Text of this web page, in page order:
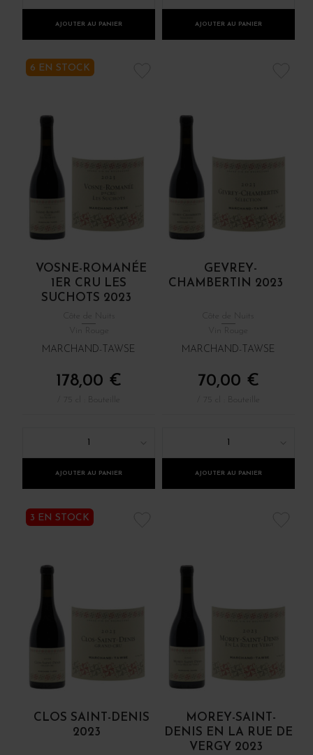
AJOUTER AU PANIER AJOUTER AU PANIER
6 EN STOCK
VOSNE-ROMANÉE
1ER CRU LES
SUCHOTS 2023
MARCHAND-TAWSE
178,00 €
1
AJOUTER AU PANIER
GEVREY-
CHAMBERTIN 2023
MARCHAND-TAWSE
70,00 €
1
AJOUTER AU PANIER
3 EN STOCK
CLOS SAINT-DENIS
2023
MOREY-SAINT-
DENIS EN LA RUE DE
VERGY 2023